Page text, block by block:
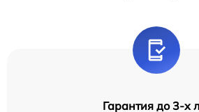
Гарантия до 3-х